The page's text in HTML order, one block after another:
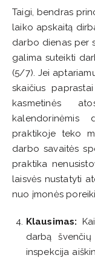
Taigi, bendras
laiko apskaitą
darbo dienas per
galima suteikti
(5/7). Jei
skaičius
kasmetinės
kalendorinėmis
praktikoje teko
darbo savaitės
praktika
laisvės nustatyti
nuo įmonės
Klausimas:
darbą
inspekcija